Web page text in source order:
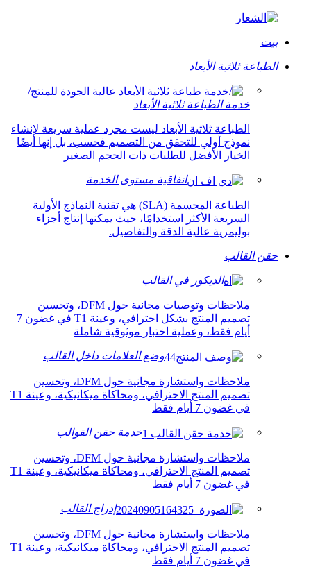
بيت
الطباعة ثلاثية الأبعاد
خدمة الطباعة ثلاثية الأبعاد
الطباعة ثلاثية الأبعاد ليست مجرد عملية سريعة لإنشاء
نموذج أولي للتحقق من التصميم فحسب، بل إنها أيضًا
الخيار الأفضل للطلبات ذات الحجم الصغير
اتفاقية مستوى الخدمة
الطباعة المجسمة (SLA) هي تقنية النماذج الأولية
السريعة الأكثر استخدامًا، حيث يمكنها إنتاج أجزاء
بوليمرية عالية الدقة والتفاصيل.
حقن القالب
الديكور في القالب
ملاحظات وتوصيات مجانية حول DFM، وتحسين
تصميم المنتج بشكل احترافي، وعينة T1 في غضون 7
أيام فقط، وعملية اختبار موثوقية شاملة
وضع العلامات داخل القالب
ملاحظات واستشارة مجانية حول DFM، وتحسين
تصميم المنتج الاحترافي، ومحاكاة ميكانيكية، وعينة T1
في غضون 7 أيام فقط
خدمة حقن القوالب
ملاحظات واستشارة مجانية حول DFM، وتحسين
تصميم المنتج الاحترافي، ومحاكاة ميكانيكية، وعينة T1
في غضون 7 أيام فقط
إدراج القالب
ملاحظات واستشارة مجانية حول DFM، وتحسين
تصميم المنتج الاحترافي، ومحاكاة ميكانيكية، وعينة T1
في غضون 7 أيام فقط